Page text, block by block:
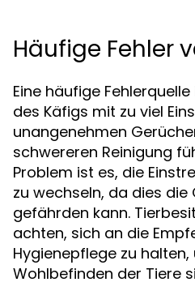
Häufige Fehler
Eine häufige
des Käfigs mit zu viel
unangenehmen
schwereren Reinigung
Problem ist es, die
zu wechseln, da dies
gefährden kann.
achten, sich an die
Hygienepflege zu
Wohlbefinden der Tiere